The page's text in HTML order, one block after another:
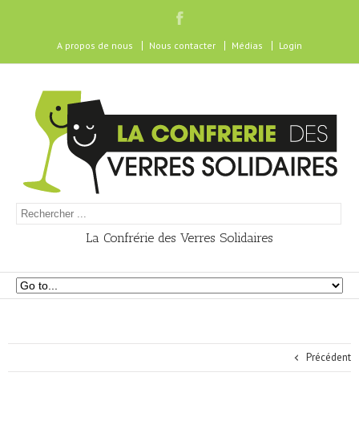
A propos de nous Nous contacter Médias Login
La Confrérie des Verres Solidaires
Précédent